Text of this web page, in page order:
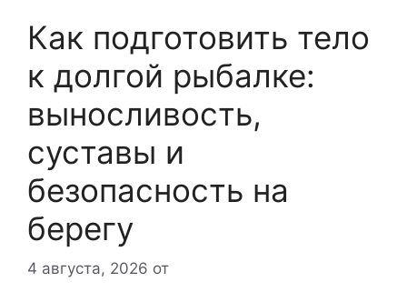
Как подготовить тело
к долгой рыбалке:
выносливость,
суставы и
безопасность на
берегу
4 августа, 2026 от